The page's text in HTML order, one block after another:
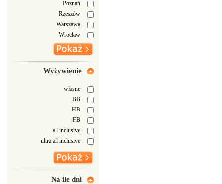
Poznań
Rzeszów
Warszawa
Wrocław
Wyżywienie
własne
BB
HB
FB
all inclusive
ultra all inclusive
Na ile dni